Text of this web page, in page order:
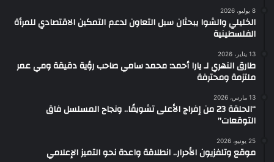
8 يوليو، 2026
الخليلي والشوا يبحثان سبل التعاون لدعم التمكين الاقتصادي للمرأة
الفلسطينية
13 يناير، 2026
طارق النهري لـ يارا أحمد: محمد سامي صاحب رؤية دقيقة ومي عمر
ملتزمة ومحترفة
13 مارس، 2026
“الحلقة 23 من إفراج الأعلى تشويقًا.. ونجاح المسلسل فاق
التوقعات”
25 يونيو، 2026
موقع وتلفزيون الأحرار.. انطلاقة واعدة نحو التميز الإعلامي